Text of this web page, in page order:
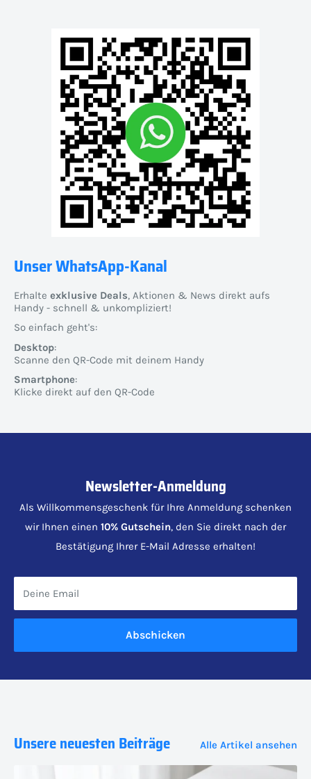
Unser WhatsApp-Kanal
Erhalte exklusive Deals, Aktionen & News direkt aufs
Handy - schnell & unkompliziert!
So einfach geht's:
Desktop:
Scanne den QR-Code mit deinem Handy
Smartphone:
Klicke direkt auf den QR-Code
Newsletter-Anmeldung
Als Willkommensgeschenk für Ihre Anmeldung schenken
wir Ihnen einen 10% Gutschein, den Sie direkt nach der
Bestätigung Ihrer E-Mail Adresse erhalten!
Deine Email
Abschicken
Unsere neuesten Beiträge Alle Artikel ansehen